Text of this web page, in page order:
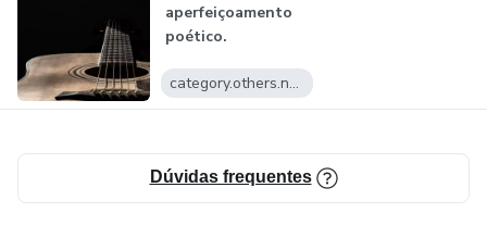
aperfeiçoamento
poético.
category.others.name
Dúvidas frequentes